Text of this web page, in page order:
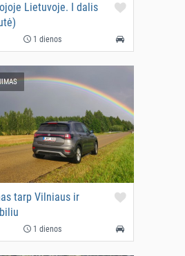
Lietuvoje. I dalis
1 dienos
tarp Vilniaus ir
1 dienos